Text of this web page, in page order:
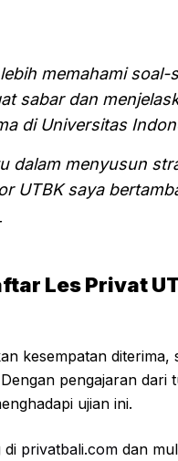
memahami
sabar dan
di Universitas
dalam menyusun
UTBK saya
Les Privat
kesempatan
pengajaran
ujian ini.
di privatbali.com dan